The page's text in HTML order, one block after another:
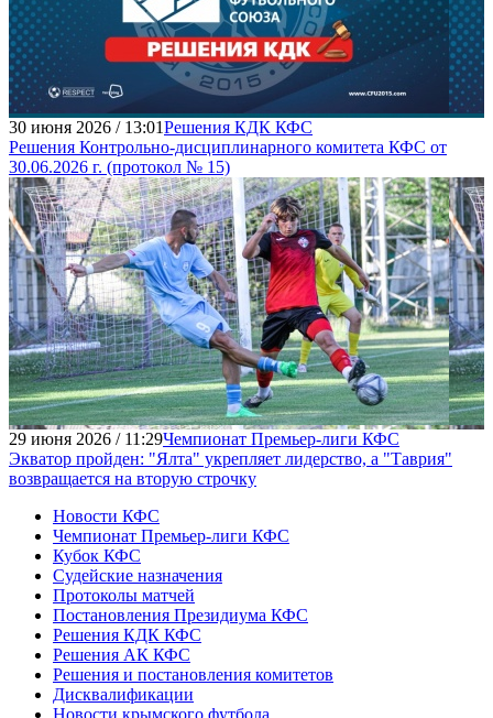
30 июня 2026 / 13:01Решения КДК КФС
Решения Контрольно-дисциплинарного комитета КФС от
30.06.2026 г. (протокол № 15)
29 июня 2026 / 11:29Чемпионат Премьер-лиги КФС
Экватор пройден: "Ялта" укрепляет лидерство, а "Таврия"
возвращается на вторую строчку
Новости КФС
Чемпионат Премьер-лиги КФС
Кубок КФС
Судейские назначения
Протоколы матчей
Постановления Президиума КФС
Решения КДК КФС
Решения АК КФС
Решения и постановления комитетов
Дисквалификации
Новости крымского футбола